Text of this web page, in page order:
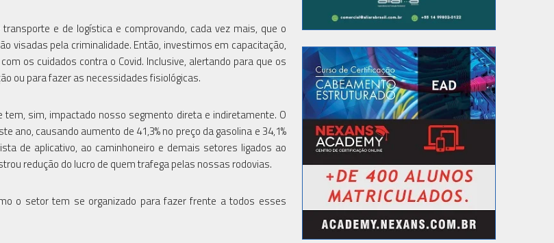
e de logística e comprovando, cada vez mais, que o
visadas pela criminalidade. Então, investimos em capacitação,
os cuidados contra o Covid. Inclusive, alertando para que os
ou para fazer as necessidades fisiológicas.
sim, impactado nosso segmento direta e indiretamente. O
causando aumento de 41,3% no preço da gasolina e 34,1%
de aplicativo, ao caminhoneiro e demais setores ligados ao
redução do lucro de quem trafega pelas nossas rodovias.
o setor tem se organizado para fazer frente a todos esses